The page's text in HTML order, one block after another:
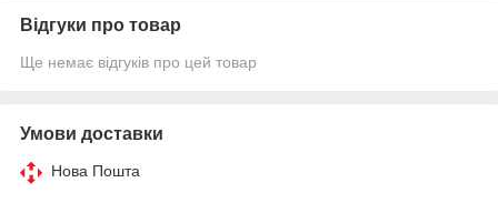
Відгуки про товар
Ще немає відгуків про цей товар
Умови доставки
Нова Пошта